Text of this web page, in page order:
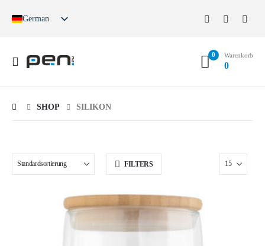
German
Spanish
0 Warenkorb
0
SHOP SILIKON
FILTERS